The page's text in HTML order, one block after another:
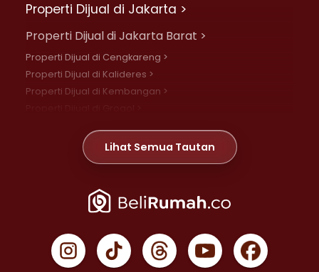
Properti Dijual di Jakarta >
Properti Dijual di Jakarta Barat >
Properti Dijual di Cengkareng >
Properti Dijual di Kalideres >
Properti Dijual di Kembangan >
Properti Dijual di Meruya >
Properti Dijual di Jelambar >
Properti Dijual di Jakarta Pusat >
Properti Dijual di Gambir >
Properti Dijual di Johar Baru >
Lihat Semua Tautan